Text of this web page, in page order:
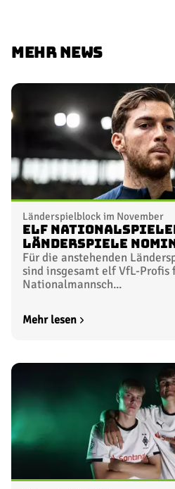
MEHR NEWS
Länderspielblock im November
Elf
Länderspiele
Für die anstehenden
sind insgesamt elf VfL-
Nationalmannsch...
Mehr lesen